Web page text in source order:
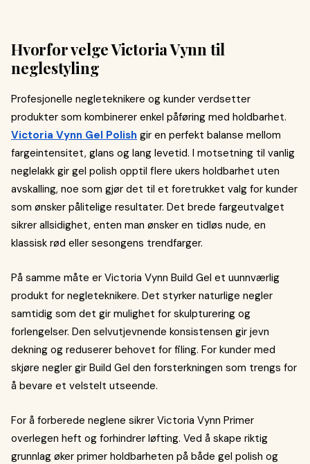
Hvorfor velge Victoria Vynn til
neglestyling
Profesjonelle negleteknikere og kunder verdsetter
produkter som kombinerer enkel påføring med holdbarhet.
Victoria Vynn Gel Polish gir en perfekt balanse mellom
fargeintensitet, glans og lang levetid. I motsetning til vanlig
neglelakk gir gel polish opptil flere ukers holdbarhet uten
avskalling, noe som gjør det til et foretrukket valg for kunder
som ønsker pålitelige resultater. Det brede fargeutvalget
sikrer allsidighet, enten man ønsker en tidløs nude, en
klassisk rød eller sesongens trendfarger.
På samme måte er Victoria Vynn Build Gel et uunnværlig
produkt for negleteknikere. Det styrker naturlige negler
samtidig som det gir mulighet for skulpturering og
forlengelser. Den selvutjevnende konsistensen gir jevn
dekning og reduserer behovet for filing. For kunder med
skjøre negler gir Build Gel den forsterkningen som trengs for
å bevare et velstelt utseende.
For å forberede neglene sikrer Victoria Vynn Primer
overlegen heft og forhindrer løfting. Ved å skape riktig
grunnlag øker primer holdbarheten på både gel polish og